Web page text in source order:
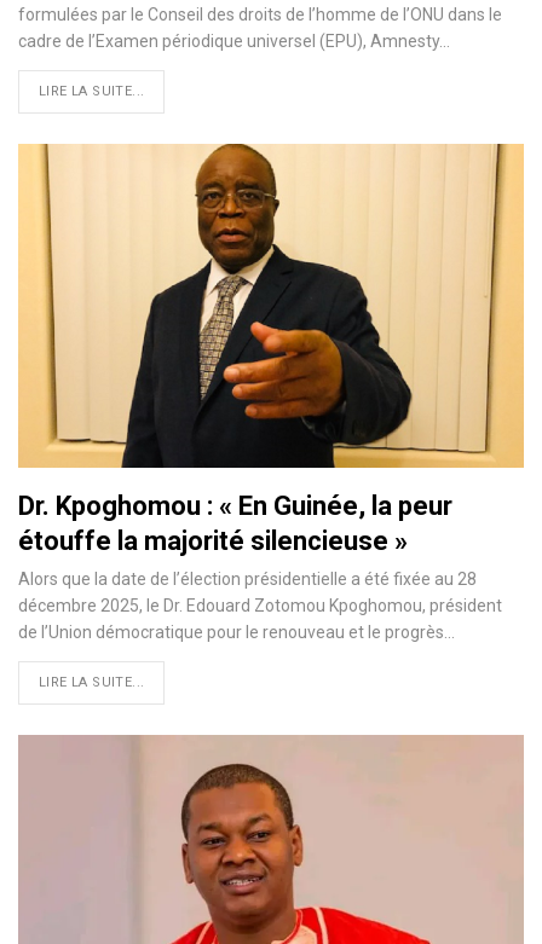
formulées par le Conseil des droits de l’homme de l’ONU dans le
cadre de l’Examen périodique universel (EPU), Amnesty…
LIRE LA SUITE...
Dr. Kpoghomou : « En Guinée, la peur
étouffe la majorité silencieuse »
Alors que la date de l’élection présidentielle a été fixée au 28
décembre 2025, le Dr. Edouard Zotomou Kpoghomou, président
de l’Union démocratique pour le renouveau et le progrès…
LIRE LA SUITE...